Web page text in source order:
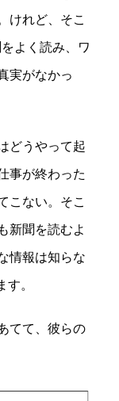
けれど、そこ
よく読み、ワ
実がなかっ
どうやって起
事が終わった
こない。そこ
新聞を読むよ
情報は知らな
。
てて、彼らの